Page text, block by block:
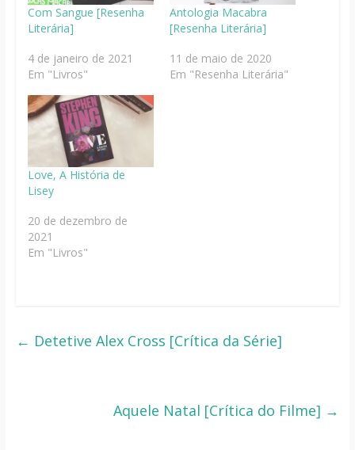
Com Sangue [Resenha
Literária]
4 de janeiro de 2021
Em "Livros"
Antologia Macabra
[Resenha Literária]
11 de maio de 2020
Em "Resenha Literária"
Love, A História de
Lisey
20 de dezembro de
2021
Em "Livros"
← Detetive Alex Cross [Crítica da Série]
Aquele Natal [Crítica do Filme] →